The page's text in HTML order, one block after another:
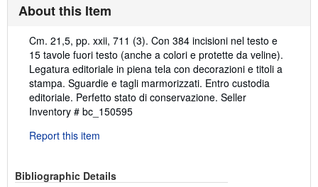
About this Item
Description:
Cm. 21,5, pp. xxii, 711 (3). Con 384 incisioni nel testo e
15 tavole fuori testo (anche a colori e protette da veline).
Legatura editoriale in piena tela con decorazioni e titoli a
stampa. Sguardie e tagli marmorizzati. Entro custodia
editoriale. Perfetto stato di conservazione. Seller
Inventory # bc_150595
Report this item
Bibliographic Details